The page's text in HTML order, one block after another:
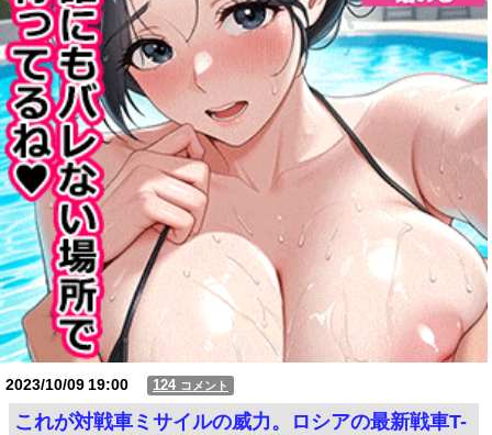
Powered by livedoor 相互RSS
2023/10/0919:00 124 コメント
これが対戦車ミサイルの威力。ロシアの最新戦車T-